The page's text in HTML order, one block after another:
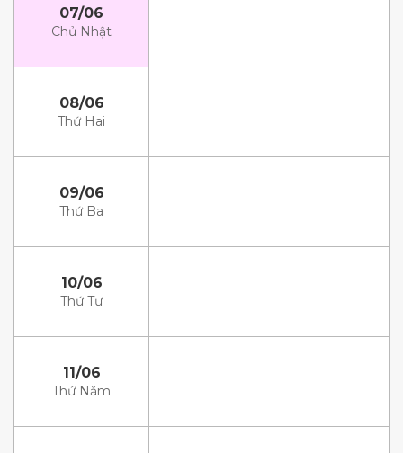
07/06
Chủ Nhật
08/06
Thứ Hai
09/06
Thứ Ba
10/06
Thứ Tư
11/06
Thứ Năm